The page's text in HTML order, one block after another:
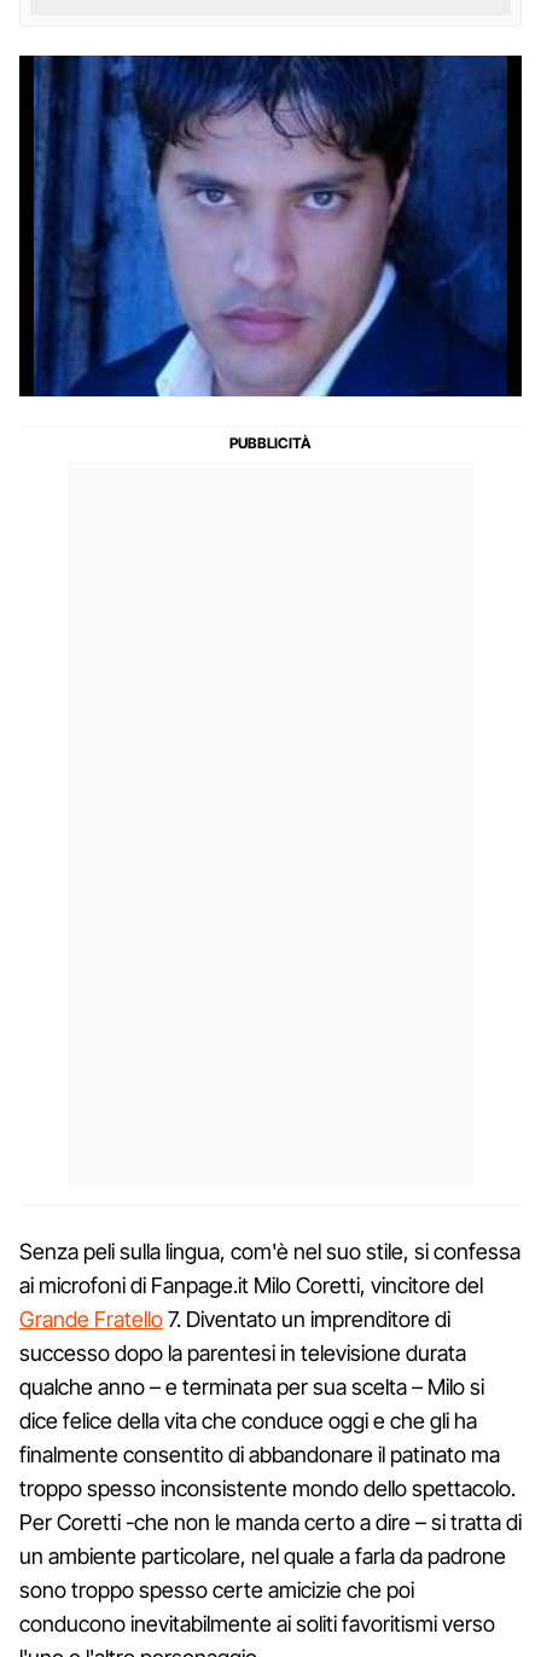
Senza peli sulla lingua, com'è nel suo stile, si confessa
ai microfoni di Fanpage.it Milo Coretti, vincitore del
Grande Fratello7. Diventato un imprenditore di
successo dopo la parentesi in televisione durata
qualche anno – e terminata per sua scelta – Milo si
dice felice della vita che conduce oggi e che gli ha
finalmente consentito di abbandonare il patinato ma
troppo spesso inconsistente mondo dello spettacolo.
Per Coretti -che non le manda certo a dire – si tratta di
un ambiente particolare, nel quale a farla da padrone
sono troppo spesso certe amicizie che poi
conducono inevitabilmente ai soliti favoritismi verso